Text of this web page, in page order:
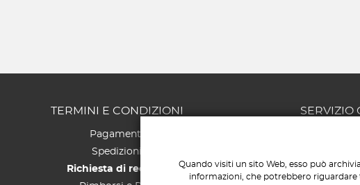
TERMINI E CONDIZIONI
Pagamenti
Spedizioni
Richiesta di recesso
SERVIZIO
Il mio
Quando visiti un sito Web, esso può
informazioni, che potrebbero